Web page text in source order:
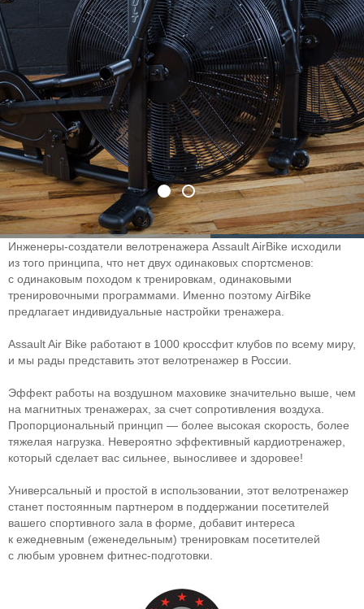
Инженеры-создатели велотренажера Assault AirBike исходили
из того принципа, что нет двух одинаковых спортсменов:
с одинаковым походом к тренировкам, одинаковыми
тренировочными программами. Именно поэтому AirBike
предлагает индивидуальные настройки тренажера.
Assault Air Bike работают в 1000 кроссфит клубов по всему миру,
и мы рады представить этот велотренажер в России.
Эффект работы на воздушном маховике значительно выше, чем
на магнитных тренажерах, за счет сопротивления воздуха.
Пропорциональный принцип — более высокая скорость, более
тяжелая нагрузка. Невероятно эффективный кардиотренажер,
который сделает вас сильнее, выносливее и здоровее!
Универсальный и простой в использовании, этот велотренажер
станет постоянным партнером в поддержании посетителей
вашего спортивного зала в форме, добавит интереса
к ежедневным (еженедельным) тренировкам посетителей
с любым уровнем фитнес-подготовки